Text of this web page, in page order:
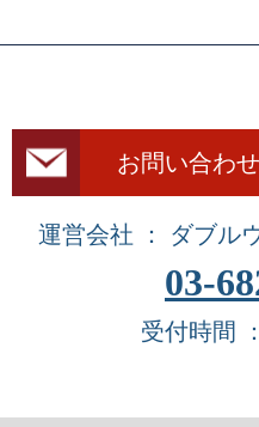
お問い合わ
運営会社 ： ダブル
03-
受付時間